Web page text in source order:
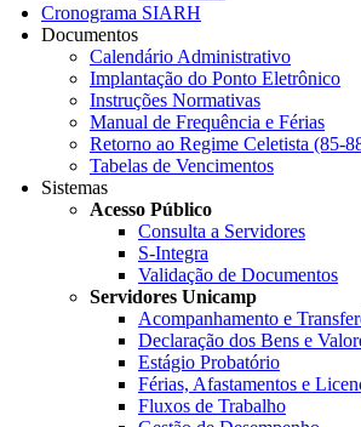
Cronograma SIARH
Documentos
Calendário Administrativo
Implantação do Ponto Eletrônico
Instruções Normativas
Manual de Frequência e Férias
Retorno ao Regime Celetista (85-
Tabelas de Vencimentos
Sistemas
Acesso Público
Consulta a Servidores
S-Integra
Validação de Documentos
Servidores Unicamp
Acompanhamento e
Declaração dos Bens e
Estágio Probatório
Férias, Afastamentos e
Fluxos de Trabalho